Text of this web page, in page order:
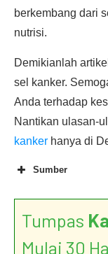
berkembang dari
nutrisi.
Demikianlah
sel kanker.
Anda terhadap
Nantikan ulasan-
kanker hanya di
Sumber
Tumpas
Mulai 30